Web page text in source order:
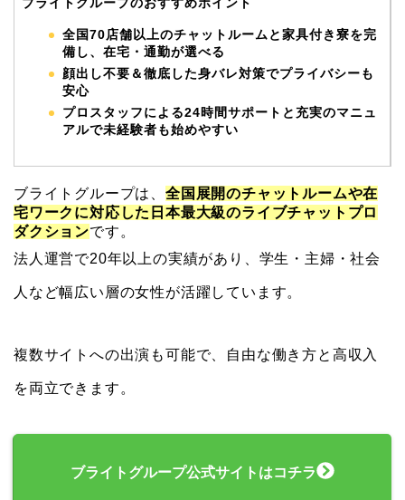
全国70店舗以上のチャットルームと家具付き寮を完
備し、在宅・通勤が選べる
顔出し不要＆徹底した身バレ対策でプライバシーも
安心
プロスタッフによる24時間サポートと充実のマニュ
アルで未経験者も始めやすい
ブライトグループは、 全国展開のチャットルームや在
宅ワークに対応した日本最大級のライブチャットプロ
ダクションです。
法人運営で20年以上の実績があり、学生・主婦・社会
人など幅広い層の女性が活躍しています。
複数サイトへの出演も可能で、 自由な働き方と高収入
を両立できます 。
ブライトグループ公式サイトはコチラ